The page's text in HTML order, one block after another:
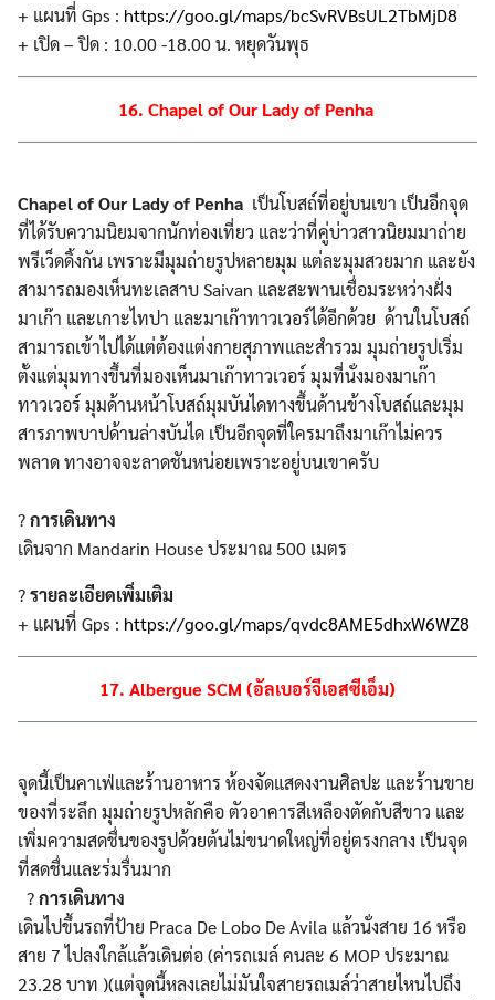
+ แผนที่ Gps : https://goo.gl/maps/bcSvRVBsUL2TbMjD8
+ เปิด – ปิด : 10.00 -18.00 น. หยุดวันพุธ
16. Chapel of Our Lady of Penha
Chapel of Our Lady of Penha เป็นโบสถ์ที่อยู่บนเขา เป็นอีกจุด
ที่ได้รับความนิยมจากนักท่องเที่ยว และว่าที่คู่บ่าวสาวนิยมมาถ่าย
พรีเว็ดดิ้งกัน เพราะมีมุมถ่ายรูปหลายมุม แต่ละมุมสวยมาก และยัง
สามารถมองเห็นทะเลสาบ Saivan และสะพานเชื่อมระหว่างฝั่ง
มาเก๊า และเกาะไทปา และมาเก๊าทาวเวอร์ได้อีกด้วย ด้านในโบสถ์
สามารถเข้าไปได้แต่ต้องแต่งกายสุภาพและสำรวม มุมถ่ายรูปเริ่ม
ตั้งแต่มุมทางขึ้นที่มองเห็นมาเก๊าทาวเวอร์ มุมที่นั่งมองมาเก๊า
ทาวเวอร์ มุมด้านหน้าโบสถ์มุมบันไดทางขึ้นด้านข้างโบสถ์และมุม
สารภาพบาปด้านล่างบันได เป็นอีกจุดที่ใครมาถึงมาเก๊าไม่ควร
พลาด ทางอาจจะลาดชันหน่อยเพราะอยู่บนเขาครับ
?การเดินทาง
เดินจาก Mandarin House ประมาณ 500 เมตร
?รายละเอียดเพิ่มเติม
+ แผนที่ Gps : https://goo.gl/maps/qvdc8AME5dhxW6WZ8
17. Albergue SCM (อัลเบอร์จีเอสซีเอ็ม)
จุดนี้เป็นคาเฟ่และร้านอาหาร ห้องจัดแสดงงานศิลปะ และร้านขาย
ของที่ระลึก มุมถ่ายรูปหลักคือ ตัวอาคารสีเหลืองตัดกับสีขาว และ
เพิ่มความสดชื่นของรูปด้วยต้นไม่ขนาดใหญ่ที่อยู่ตรงกลาง เป็นจุด
ที่สดชื่นและร่มรื่นมาก
?การเดินทาง
เดินไปขึ้นรถที่ป้าย Praca De Lobo De Avila แล้วนั่งสาย 16 หรือ
สาย 7 ไปลงใกล้แล้วเดินต่อ (ค่ารถเมล์ คนละ 6 MOP ประมาณ
23.28‬ บาท )(แต่จุดนี้หลงเลยไม่มันใจสายรถเมล์ว่าสายไหนไปถึง